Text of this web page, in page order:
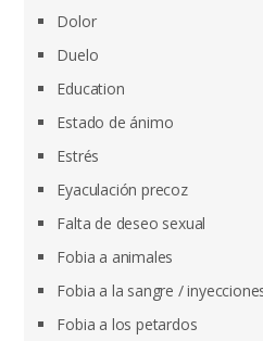
Dolor
Duelo
Education
Estado de ánimo
Estrés
Eyaculación precoz
Falta de deseo sexual
Fobia a animales
Fobia a la sangre /
Fobia a los petardos